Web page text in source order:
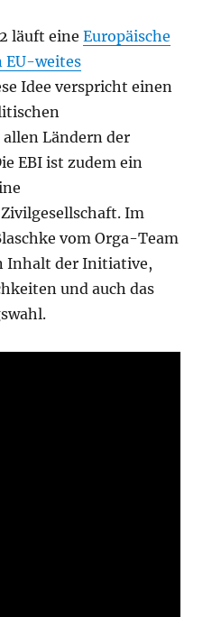
läuft eineEuropäische
EU-weites
Idee verspricht einen
Ländern der
EBI ist zudem ein
Im
vom Orga-Team
Inhalt der Initiative,
und auch das